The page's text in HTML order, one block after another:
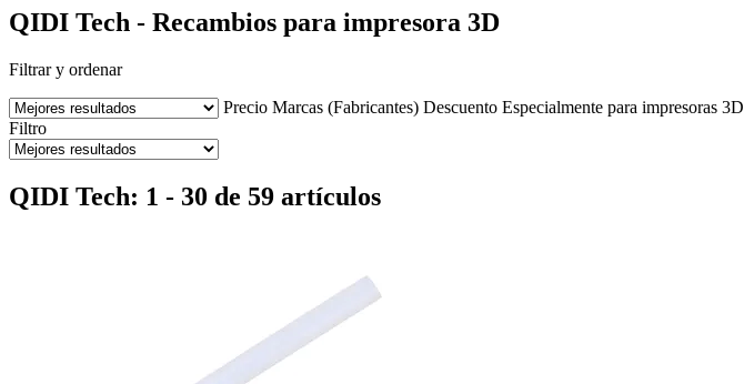
QIDI Tech - Recambios para impresora 3D
Filtrar y ordenar
Precio Marcas (Fabricantes) Descuento Especialmente para impresoras 3D
Filtro
QIDI Tech: 1 - 30 de 59 artículos